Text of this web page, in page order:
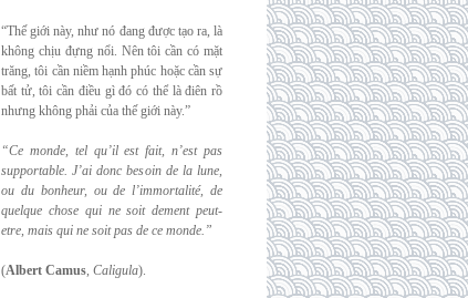
“Thế giới này, như nó đang được tạo ra, là
không chịu đựng nổi. Nên tôi cần có mặt
trăng, tôi cần niềm hạnh phúc hoặc cần sự
bất tử, tôi cần điều gì đó có thể là điên rồ
nhưng không phải của thế giới này.”
“Ce monde, tel qu’il est fait, n’est pas
supportable. J’ai donc besoin de la lune,
ou du bonheur, ou de l’immortalité, de
quelque chose qui ne soit dement peut-
etre, mais qui ne soit pas de ce monde.”
(Albert Camus, Caligula).